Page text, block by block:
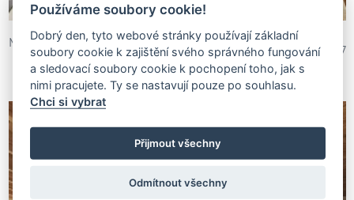
Moderní rodinný dům s chill zónou na galerii
23 997
Používáme soubory cookie!
Dobrý den, tyto webové stránky používají základní
soubory cookie k zajištění svého správného fungování
a sledovací soubory cookie k pochopení toho, jak s
nimi pracujete. Ty se nastavují pouze po souhlasu.
Chci si vybrat
Přijmout všechny
Odmítnout všechny